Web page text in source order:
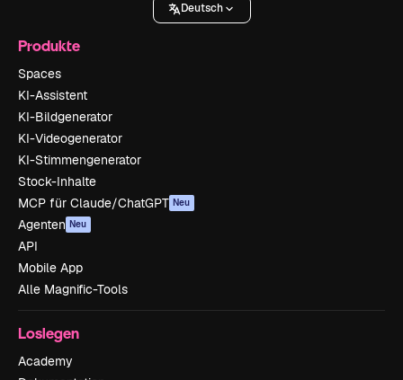
Deutsch
Produkte
Spaces
KI-Assistent
KI-Bildgenerator
KI-Videogenerator
KI-Stimmengenerator
Stock-Inhalte
MCP für Claude/ChatGPT Neu
Agenten Neu
API
Mobile App
Alle Magnific-Tools
Loslegen
Academy